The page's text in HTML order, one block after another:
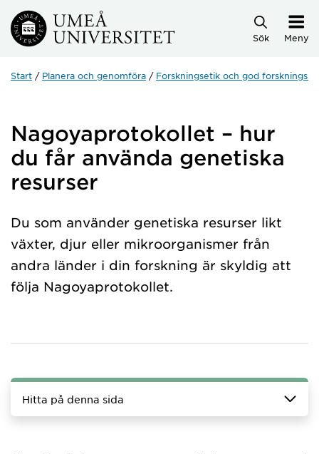
Hoppa direkt till innehållet
Sök Meny
Start Planera och genomföra Forskningsetik och god
Nagoyaprotokollet – hur
du får använda genetiska
resurser
Du som använder genetiska resurser likt
växter, djur eller mikroorganismer från
andra länder i din forskning är skyldig att
följa Nagoyaprotokollet.
Hitta på denna sida